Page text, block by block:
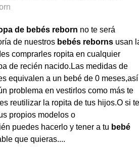
de bebés reborn no te será
de nuestros bebés reborns usan
comprarles ropita en cualquier
de recién nacido.Las medidas de
equivalen a un bebé de 0 meses,así
problema en vestirlos como más te
reutilizar la ropita de tus hijos.O si te
propios modelos o
puedes hacerlo y tener a tu bebé
que quieras....